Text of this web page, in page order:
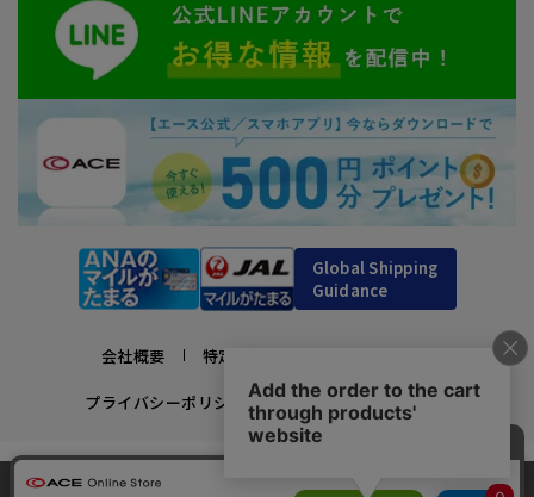
Global Shipping
Guidance
会社概要 特定商取引法に基づく表示
プライバシーポリシー 利用規約 採用情報
かばんの総合メーカー、エース公式サイト